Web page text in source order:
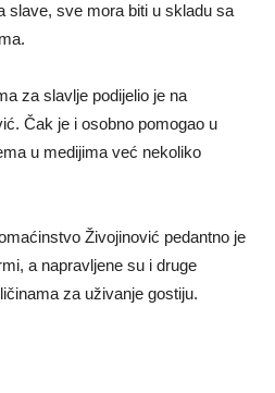
slave, sve mora biti u skladu sa
za slavlje podijelio je na
Čak je i osobno pomogao u
u medijima već nekoliko
Živojinović pedantno je
a napravljene su i druge
za uživanje gostiju.